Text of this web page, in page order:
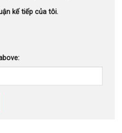
kế tiếp của tôi.